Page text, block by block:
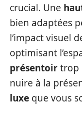
crucial. Une
bien adaptées
l’impact visuel
optimisant
présentoirtrop
nuire à la
luxe que vous